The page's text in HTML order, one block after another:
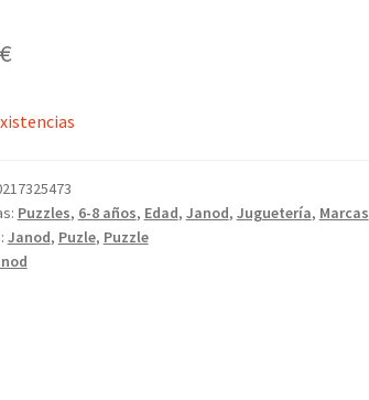
€
Puzzles, 6-8 años, Edad, Janod, Juguetería, Marcas
Janod, Puzle, Puzzle